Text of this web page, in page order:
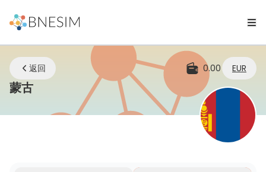
返回 0.00 EUR
蒙古eSIM | 无论您身在何处，始终保持连接